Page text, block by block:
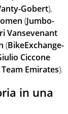
Gobert),
(Jumbo-
Vansevenant
(BikeExchange-
Ciccone
Team Emirates).
in una